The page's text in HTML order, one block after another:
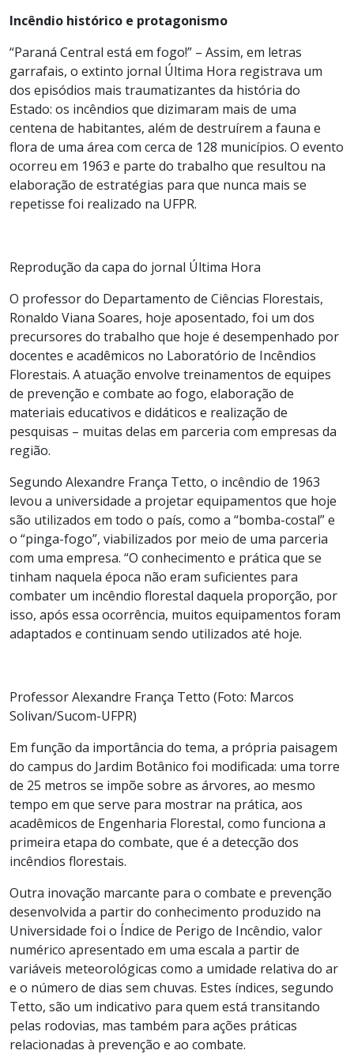
Incêndio histórico e protagonismo
“Paraná Central está em fogo!” – Assim, em letras
garrafais, o extinto jornal Última Hora registrava um
dos episódios mais traumatizantes da história do
Estado: os incêndios que dizimaram mais de uma
centena de habitantes, além de destruírem a fauna e
flora de uma área com cerca de 128 municípios. O evento
ocorreu em 1963 e parte do trabalho que resultou na
elaboração de estratégias para que nunca mais se
repetisse foi realizado na UFPR.
Reprodução da capa do jornal Última Hora
O professor do Departamento de Ciências Florestais,
Ronaldo Viana Soares, hoje aposentado, foi um dos
precursores do trabalho que hoje é desempenhado por
docentes e acadêmicos no Laboratório de Incêndios
Florestais. A atuação envolve treinamentos de equipes
de prevenção e combate ao fogo, elaboração de
materiais educativos e didáticos e realização de
pesquisas – muitas delas em parceria com empresas da
região.
Segundo Alexandre França Tetto, o incêndio de 1963
levou a universidade a projetar equipamentos que hoje
são utilizados em todo o país, como a “bomba-costal” e
o “pinga-fogo”, viabilizados por meio de uma parceria
com uma empresa. “O conhecimento e prática que se
tinham naquela época não eram suficientes para
combater um incêndio florestal daquela proporção, por
isso, após essa ocorrência, muitos equipamentos foram
adaptados e continuam sendo utilizados até hoje.
Professor Alexandre França Tetto (Foto: Marcos
Solivan/Sucom-UFPR)
Em função da importância do tema, a própria paisagem
do campus do Jardim Botânico foi modificada: uma torre
de 25 metros se impõe sobre as árvores, ao mesmo
tempo em que serve para mostrar na prática, aos
acadêmicos de Engenharia Florestal, como funciona a
primeira etapa do combate, que é a detecção dos
incêndios florestais.
Outra inovação marcante para o combate e prevenção
desenvolvida a partir do conhecimento produzido na
Universidade foi o Índice de Perigo de Incêndio, valor
numérico apresentado em uma escala a partir de
variáveis meteorológicas como a umidade relativa do ar
e o número de dias sem chuvas. Estes índices, segundo
Tetto, são um indicativo para quem está transitando
pelas rodovias, mas também para ações práticas
relacionadas à prevenção e ao combate.